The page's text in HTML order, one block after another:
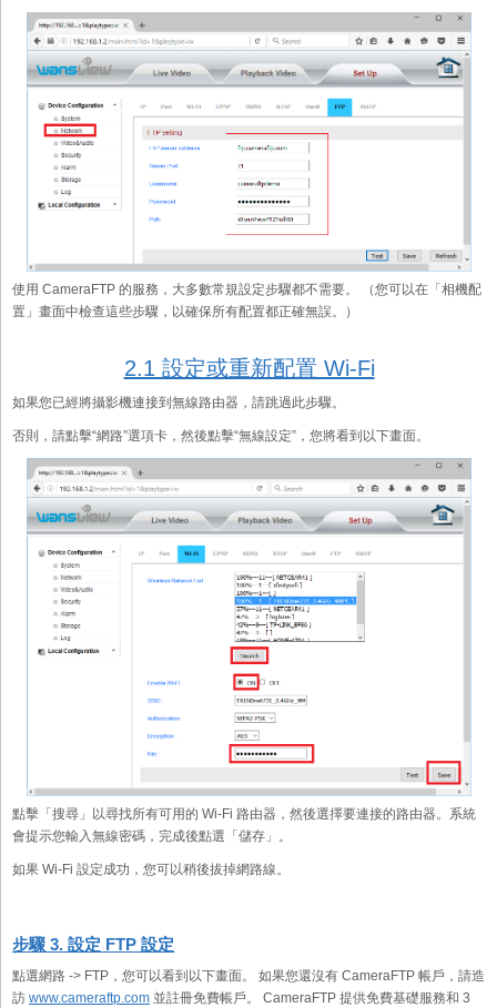
使用 CameraFTP 的服務，大多數常規設定步驟都不需要。 （您可以在「相機配
置」畫面中檢查這些步驟，以確保所有配置都正確無誤。）
2.1 設定或重新配置 Wi-Fi
如果您已經將攝影機連接到無線路由器，請跳過此步驟。
否則，請點擊“網路”選項卡，然後點擊“無線設定”，您將看到以下畫面。
點擊「搜尋」以尋找所有可用的 Wi-Fi 路由器，然後選擇要連接的路由器。系統
會提示您輸入無線密碼，完成後點選「儲存」。
如果 Wi-Fi 設定成功，您可以稍後拔掉網路線。
步驟 3. 設定 FTP 設定
點選網路 -> FTP，您可以看到以下畫面。 如果您還沒有 CameraFTP 帳戶，請造
訪 www.cameraftp.com 並註冊免費帳戶。 CameraFTP 提供免費基礎服務和 3